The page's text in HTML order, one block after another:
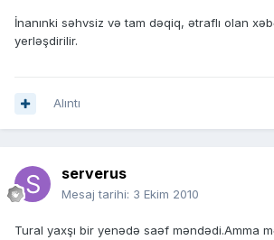
İnanınki səhvsiz və tam dəqiq, ətraflı olan
yerləşdirilir.
Alıntı
serverus
Mesaj tarihi: 3 Ekim 2010
Tural yaxşı bir yenədə saəf məndədi.Amma